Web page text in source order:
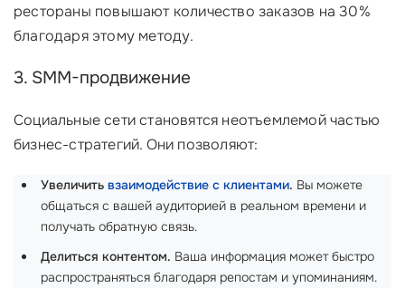
рестораны повышают количество заказов на 30%
благодаря этому методу.
3. SMM-продвижение
Социальные сети становятся неотъемлемой частью
бизнес-стратегий. Они позволяют:
Увеличить взаимодействие с клиентами. Вы можете
общаться с вашей аудиторией в реальном времени и
получать обратную связь.
Делиться контентом. Ваша информация может быстро
распространяться благодаря репостам и упоминаниям.